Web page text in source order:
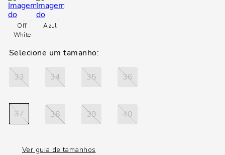
Off
White
Azul
33 34 35 36
37 38 39 40
Ver guia de tamanhos